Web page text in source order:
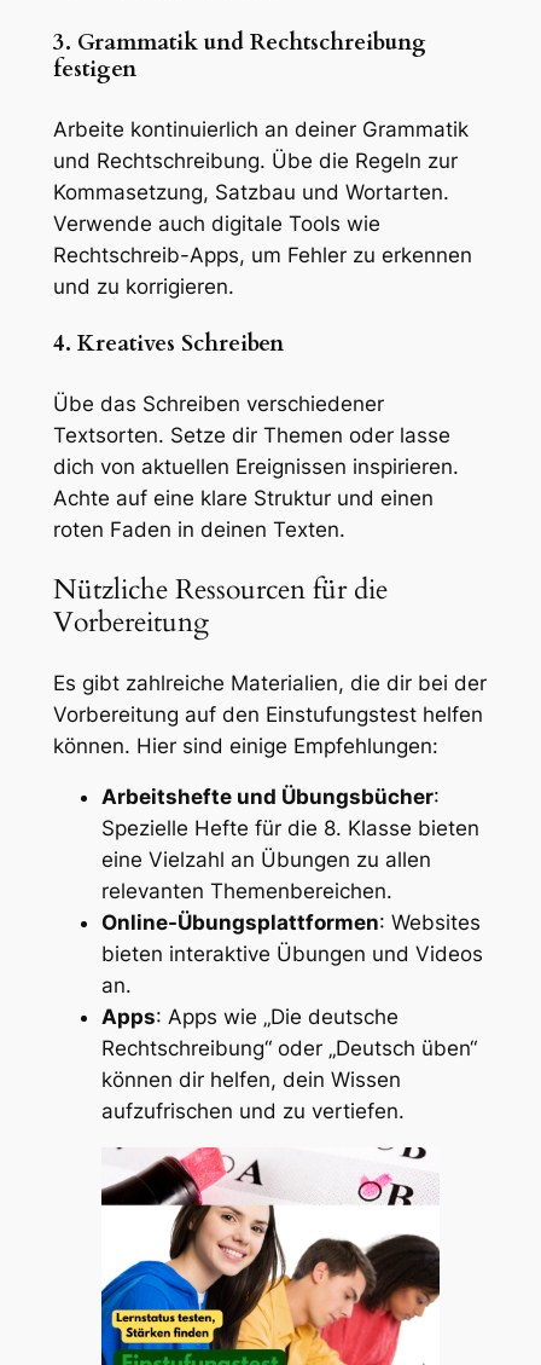
3. Grammatik und Rechtschreibung
festigen
Arbeite kontinuierlich an deiner Grammatik
und Rechtschreibung. Übe die Regeln zur
Kommasetzung, Satzbau und Wortarten.
Verwende auch digitale Tools wie
Rechtschreib-Apps, um Fehler zu erkennen
und zu korrigieren.
4. Kreatives Schreiben
Übe das Schreiben verschiedener
Textsorten. Setze dir Themen oder lasse
dich von aktuellen Ereignissen inspirieren.
Achte auf eine klare Struktur und einen
roten Faden in deinen Texten.
Nützliche Ressourcen für die
Vorbereitung
Es gibt zahlreiche Materialien, die dir bei der
Vorbereitung auf den Einstufungstest helfen
können. Hier sind einige Empfehlungen:
Arbeitshefte und Übungsbücher:
Spezielle Hefte für die 8. Klasse bieten
eine Vielzahl an Übungen zu allen
relevanten Themenbereichen.
Online-Übungsplattformen: Websites
bieten interaktive Übungen und Videos
an.
Apps: Apps wie „Die deutsche
Rechtschreibung“ oder „Deutsch üben“
können dir helfen, dein Wissen
aufzufrischen und zu vertiefen.